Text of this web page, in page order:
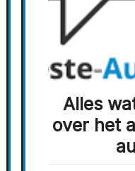
Alles
over het